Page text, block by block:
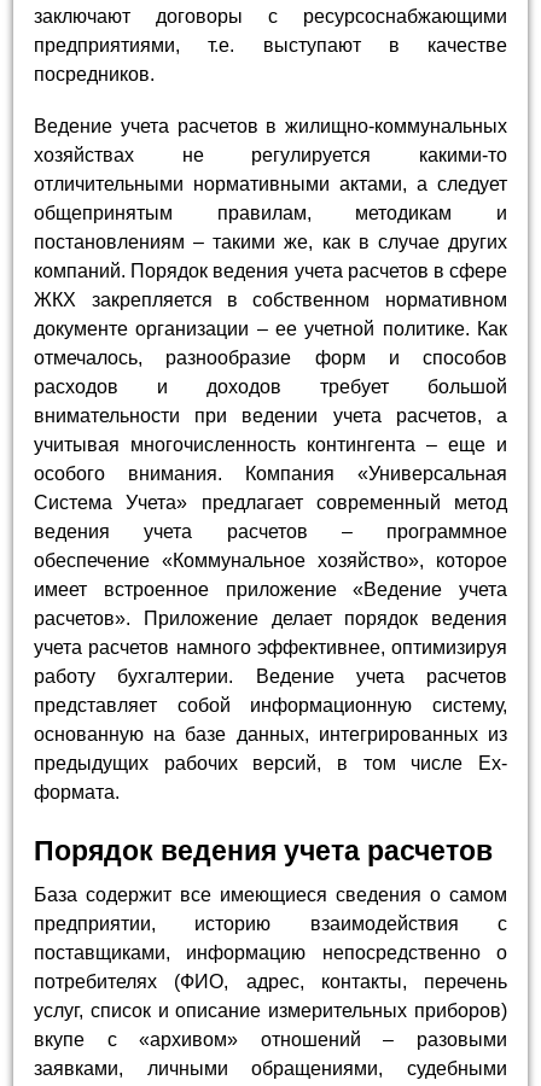
заключают договоры с ресурсоснабжающими
предприятиями, т.е. выступают в качестве
посредников.
Ведение учета расчетов в жилищно-коммунальных
хозяйствах не регулируется какими-то
отличительными нормативными актами, а следует
общепринятым правилам, методикам и
постановлениям – такими же, как в случае других
компаний. Порядок ведения учета расчетов в сфере
ЖКХ закрепляется в собственном нормативном
документе организации – ее учетной политике. Как
отмечалось, разнообразие форм и способов
расходов и доходов требует большой
внимательности при ведении учета расчетов, а
учитывая многочисленность контингента – еще и
особого внимания. Компания «Универсальная
Система Учета» предлагает современный метод
ведения учета расчетов – программное
обеспечение «Коммунальное хозяйство», которое
имеет встроенное приложение «Ведение учета
расчетов». Приложение делает порядок ведения
учета расчетов намного эффективнее, оптимизируя
работу бухгалтерии. Ведение учета расчетов
представляет собой информационную систему,
основанную на базе данных, интегрированных из
предыдущих рабочих версий, в том числе Ех-
формата.
Порядок ведения учета расчетов
База содержит все имеющиеся сведения о самом
предприятии, историю взаимодействия с
поставщиками, информацию непосредственно о
потребителях (ФИО, адрес, контакты, перечень
услуг, список и описание измерительных приборов)
вкупе с «архивом» отношений – разовыми
заявками, личными обращениями, судебными